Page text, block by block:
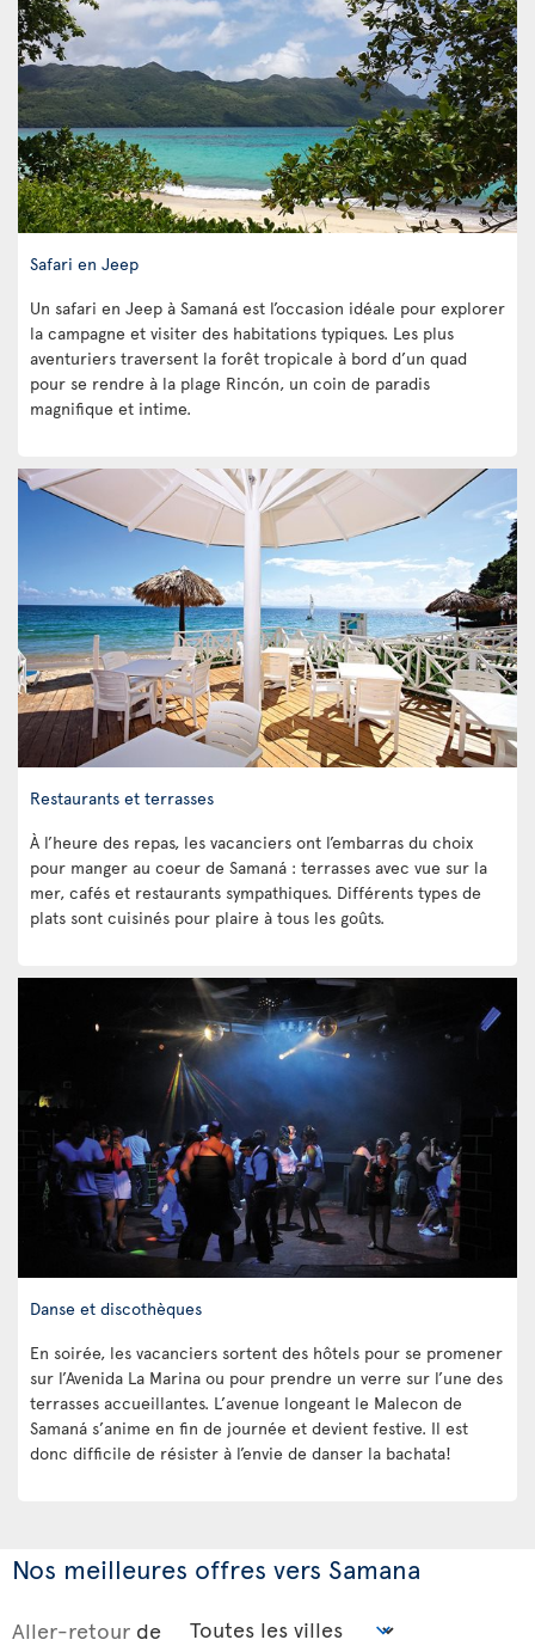
Safari en Jeep
Un safari en Jeep à Samaná est l’occasion idéale pour explorer
la campagne et visiter des habitations typiques. Les plus
aventuriers traversent la forêt tropicale à bord d’un quad
pour se rendre à la plage Rincón, un coin de paradis
magnifique et intime.
Restaurants et terrasses
À l’heure des repas, les vacanciers ont l’embarras du choix
pour manger au coeur de Samaná : terrasses avec vue sur la
mer, cafés et restaurants sympathiques. Différents types de
plats sont cuisinés pour plaire à tous les goûts.
Danse et discothèques
En soirée, les vacanciers sortent des hôtels pour se promener
sur l’Avenida La Marina ou pour prendre un verre sur l’une des
terrasses accueillantes. L’avenue longeant le Malecon de
Samaná s’anime en fin de journée et devient festive. Il est
donc difficile de résister à l’envie de danser la bachata!
Nos meilleures offres vers Samana
Aller-retour de